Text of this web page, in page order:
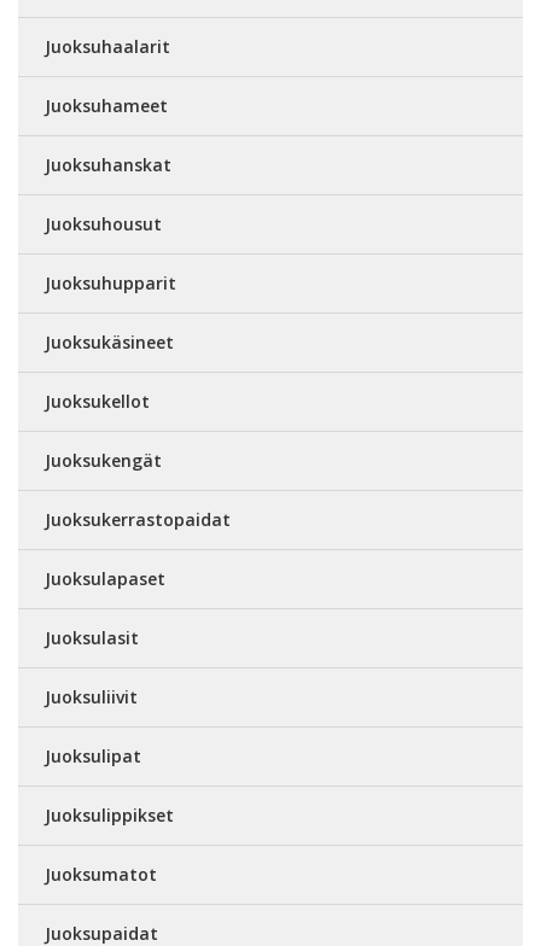
Juoksuhaalarit
Juoksuhameet
Juoksuhanskat
Juoksuhousut
Juoksuhupparit
Juoksukäsineet
Juoksukellot
Juoksukengät
Juoksukerrastopaidat
Juoksulapaset
Juoksulasit
Juoksuliivit
Juoksulipat
Juoksulippikset
Juoksumatot
Juoksupaidat